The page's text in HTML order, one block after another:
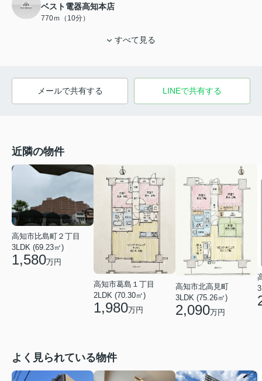
ベスト電器高知本店
770ｍ（10分）
すべて見る
メールで共有する LINEで共有する
近隣の物件
高知市比島町２丁目
3LDK (69.23㎡)
1,580万円
高知市葛島１丁目
2LDK (70.30㎡)
1,980万円
高知市北高見町
3LDK (75.26㎡)
2,090万円
よく見られている物件